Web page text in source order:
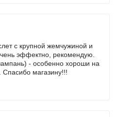
с крупной жемчужиной и
эффектно, рекомендую.
- особенно хороши на
Спасибо магазину!!!